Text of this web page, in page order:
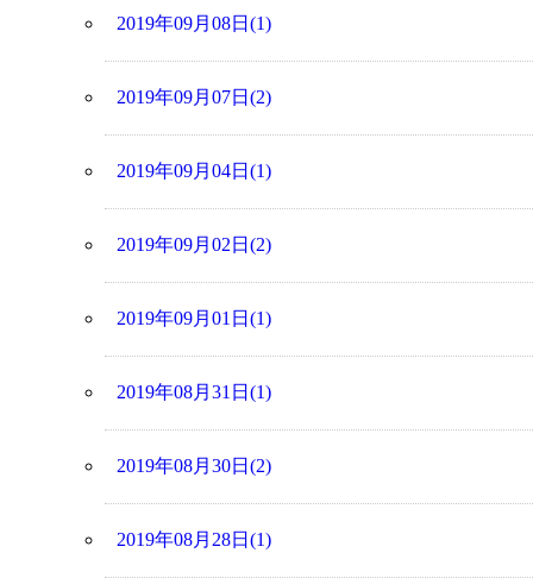
2019年09月08日(1)
2019年09月07日(2)
2019年09月04日(1)
2019年09月02日(2)
2019年09月01日(1)
2019年08月31日(1)
2019年08月30日(2)
2019年08月28日(1)